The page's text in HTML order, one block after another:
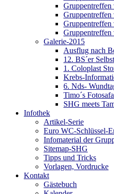
Gruppentreffen
Gruppentreffen
Galerie-2015
Ausflug nach
12. BS´er
1. Coloplast
Krebs-
6. Nds-
Timo´s
SHG meets
Infothek
Artikel-Serie
Euro WC-Schlüssel-
Infomaterial der
Sitemap-SHG
Tipps und Tricks
Vorlagen, Vordrucke
Kontakt
Gästebuch